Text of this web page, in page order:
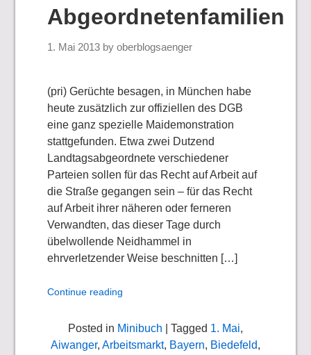
Abgeordnetenfamilien
1. Mai 2013 byoberblogsaenger
(pri) Gerüchte besagen, in München habe
heute zusätzlich zur offiziellen des DGB
eine ganz spezielle Maidemonstration
stattgefunden. Etwa zwei Dutzend
Landtagsabgeordnete verschiedener
Parteien sollen für das Recht auf Arbeit auf
die Straße gegangen sein – für das Recht
auf Arbeit ihrer näheren oder ferneren
Verwandten, das dieser Tage durch
übelwollende Neidhammel in
ehrverletzender Weise beschnitten […]
Continue reading
Posted in Minibuch | Tagged 1. Mai,
Aiwanger, Arbeitsmarkt, Bayern, Biedefeld,